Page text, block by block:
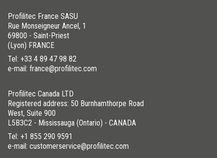
Profilitec France SASU
Rue Monseigneur Ancel, 1
69800 - Saint-Priest
(Lyon) FRANCE
Tel: +33 4 89 47 98 82
e-mail: france@profilitec.com
Profilitec Canada LTD
Registered address: 50 Burnhamthorpe Road
West, Suite 900
L5B3C2 - Mississauga (Ontario) - CANADA
Tel: +1 855 290 9591
e-mail: customerservice@profilitec.com